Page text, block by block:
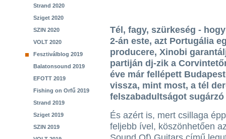
Strand 2020
Sziget 2020
SZIN 2020
VOLT 2020
Fesztiválblog 2019
Balatonsound 2019
EFOTT 2019
Fishing on Orfű 2019
Strand 2019
Sziget 2019
SZIN 2019
Tél, fagy, szürkeség -
2-án este, azt Portugália
producere, Xinobi
partiján dj-zik a
éve már fellépett
vissza, mint most, a tél
felszabadultságot
És azért is, mert csillaga
feljebb ível, köszönhetően